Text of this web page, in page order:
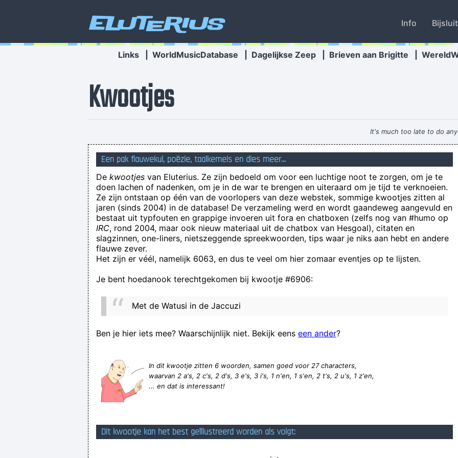
Eluterius Info
Links WorldMusicDatabase Dagelijkse Zeep Brieven aan Brigitte
Kwootjes
It's much too late to do
Through all my years of youtubing, I have learned that the best camera to use when
if first time you still get
Erg goed, ik begon zelfs mijn hersenen te
Onze scanbot beoordeelt jouw bijdrage op dit moment als spitsvondig, maar begin nu
Als je wil dat je handen naar coniferen ruiken, dan kan
Sorry voor de tags iedereen maar ik denk echt dat sommigen van jullie dit
Een pak flauwekul, poëzie, taalkemels en dies meer...
De kwootjes van Eluterius. Ze zijn bedoeld om voor een luchtige noot te zorgen, om je te
doen lachen of nadenken, om je in de war te brengen en uiteraard om je tijd te verknoeien.
Ze zijn ontstaan op één van de voorlopers van deze webstek, sommige kwootjes zitten al
jaren (sinds 2004) in de database! De verzameling werd en wordt gaandeweg aangevuld en
bestaat uit typfouten en grappige invoeren uit fora en chatboxen (zelfs nog van #humo op
IRC, rond 2004, maar ook nieuw materiaal uit de chatbox van Hesgoal), citaten en
slagzinnen, one-liners, nietszeggende spreekwoorden, tips waar je niks aan hebt en andere
flauwe zever.
Het zijn er véél, namelijk 6063, en dus te veel om hier zomaar eventjes op te lijsten.
Je bent hoedanook terechtgekomen bij kwootje #6906:
Met de Watusi in de Jaccuzi
Ben je hier iets mee? Waarschijnlijk niet. Bekijk eens een ander?
In dit kwootje zitten 6 woorden, samen goed voor 27characters,
waarvan 2 a's, 2 c's, 2 d's, 3 e's, 3 i's, 1 n'en, 1 s'en, 2 t's, 2 u's, 1 z'en,
... en dat is interessant!
Dit kwootje kan het best geïllustreerd worden als volgt: